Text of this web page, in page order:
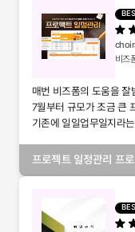
비즈
매번 비즈폼의 도움을
7월부터 규모가 조금 큰
기존에 일일업무일지라
프로젝트 일정관리 프